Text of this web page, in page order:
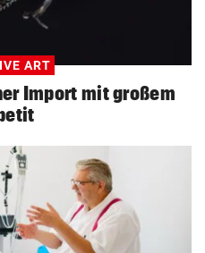
ART
Import mit großem